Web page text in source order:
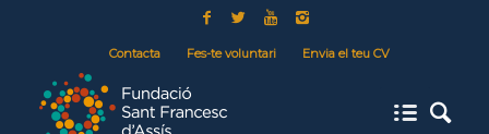
Contacta Fes-te voluntari Envia el teu CV